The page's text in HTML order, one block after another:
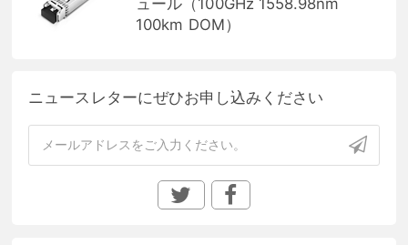
100km DOM）
ニュースレターにぜひお申し込みください